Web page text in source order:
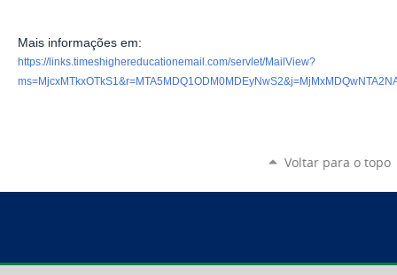
Mais informações em:
https://links.timeshighereducationemail.com/servlet/MailView?
Voltar para o topo